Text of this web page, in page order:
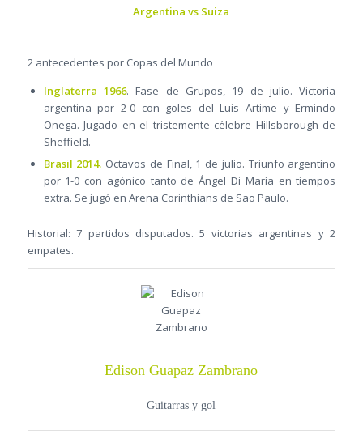
Argentina vs Suiza
2 antecedentes por Copas del Mundo
Inglaterra 1966. Fase de Grupos, 19 de julio. Victoria
argentina por 2-0 con goles del Luis Artime y Ermindo
Onega. Jugado en el tristemente célebre Hillsborough de
Sheffield.
Brasil 2014. Octavos de Final, 1 de julio. Triunfo argentino
por 1-0 con agónico tanto de Ángel Di María en tiempos
extra. Se jugó en Arena Corinthians de Sao Paulo.
Historial: 7 partidos disputados. 5 victorias argentinas y 2
empates.
Edison Guapaz Zambrano
Guitarras y gol